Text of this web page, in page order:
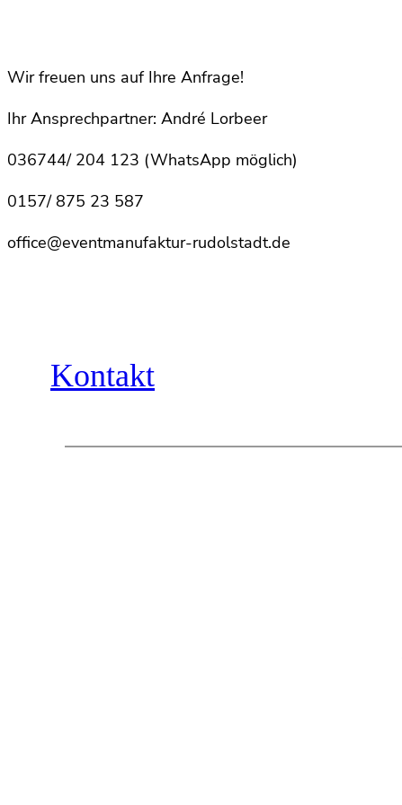
Wir freuen uns auf Ihre Anfrage!
Ihr Ansprechpartner: André Lorbeer
036744/ 204 123 (WhatsApp möglich)
0157/ 875 23 587
office@eventmanufaktur-rudolstadt.de
Kontakt